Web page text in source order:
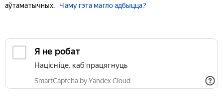
аўтаматычных.
Чаму гэта магло адбыцца?
Я не робат
Націсніце, каб працягнуць
SmartCaptcha by Yandex Cloud